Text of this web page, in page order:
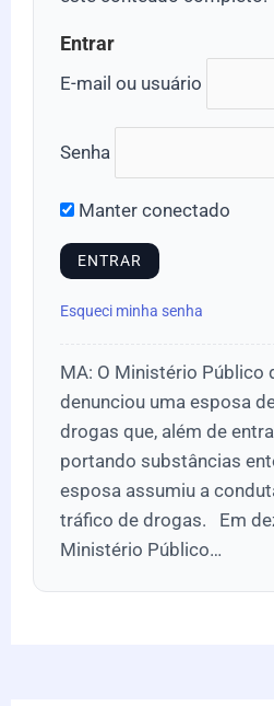
Entrar
E-mail ou usuário
Senha
Manter conectado
Esqueci minha senha
MA: O Ministério Público
denunciou uma esposa
drogas que, além de
portando substâncias
esposa assumiu a
tráfico de drogas. Em
Ministério Público…